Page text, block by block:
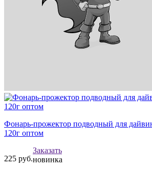
Фонарь-прожектор подводный для
120г оптом
225 руб.
Заказать
новинка